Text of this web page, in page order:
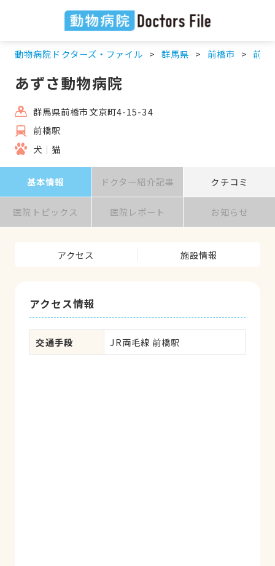
動物病院ドクターズ・ファイル 群馬県 前橋市 前橋
あずさ動物病院
群馬県前橋市文京町4-15-34
前橋駅
犬
猫
基本情報 ドクター紹介記事 クチコミ
医院トピックス 医院レポート お知らせ
アクセス 施設情報
アクセス情報
交通手段 JR両毛線 前橋駅